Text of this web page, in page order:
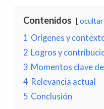
Contenidos ocultar
1 Orígenes y
2 Logros y
3 Momentos clave
4 Relevancia actual
5 Conclusión